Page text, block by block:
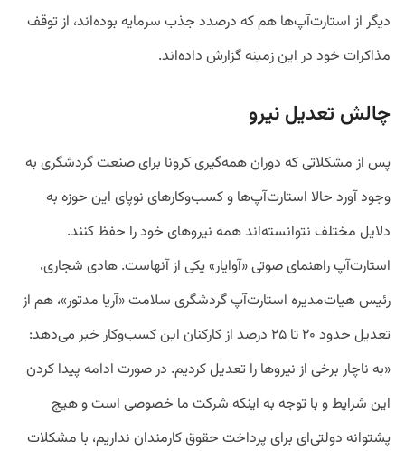
دیگر از استارت‌آپ‌ها هم که درصدد جذب سرمایه بوده‌اند، از توقف
مذاکرات خود در این زمینه گزارش داده‌اند.
چالش تعدیل نیرو
پس از مشکلاتی که دوران همه‌گیری کرونا برای صنعت گردشگری به
وجود آورد حالا استارت‌آپ‌ها و کسب‌وکارهای نوپای این حوزه به
دلایل مختلف نتوانسته‌‌اند همه نیروهای خود را حفظ کنند.
استارت‌آپ راهنمای صوتی «آوایار» یکی از آنهاست. هادی شجاری،
رئیس هیات‌مدیره استارت‌آپ گردشگری سلامت «آریا مدتور»، هم از
تعدیل حدود ۲۰ تا ۲۵ درصد از کارکنان این کسب‌وکار خبر می‌دهد:
«به ناچار برخی از نیرو‌ها را تعدیل کردیم. در صورت ادامه‌ پیدا‌ کردن
این شرایط و با توجه به اینکه شرکت ما خصوصی است و هیچ
پشتوانه‌ دولتی‌ای برای پرداخت حقوق کارمندان نداریم، با مشکلات